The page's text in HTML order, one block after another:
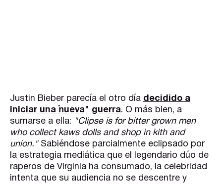
Justin Bieber parecía el otro día decidido a
iniciar una "nueva" guerra. O más bien, a
sumarse a ella: "Clipse is for bitter grown men
who collect kaws dolls and shop in kith and
union."Sabiéndose parcialmente eclipsado por
la estrategia mediática que el legendario dúo de
raperos de Virginia ha consumado, la celebridad
intenta que su audiencia no se descentre y